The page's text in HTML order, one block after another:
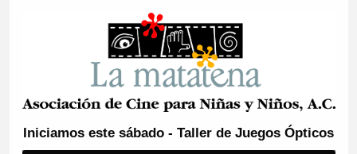
Iniciamos este sábado - Taller de Juegos Ópticos